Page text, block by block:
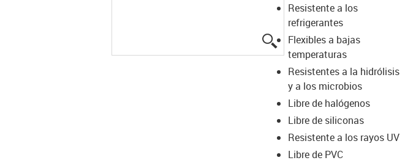
igus-icon-lupe
Resistente a los
refrigerantes
Flexibles a bajas
temperaturas
Resistentes a la hidrólisis
y a los microbios
Libre de halógenos
Libre de siliconas
Resistente a los rayos UV
Libre de PVC